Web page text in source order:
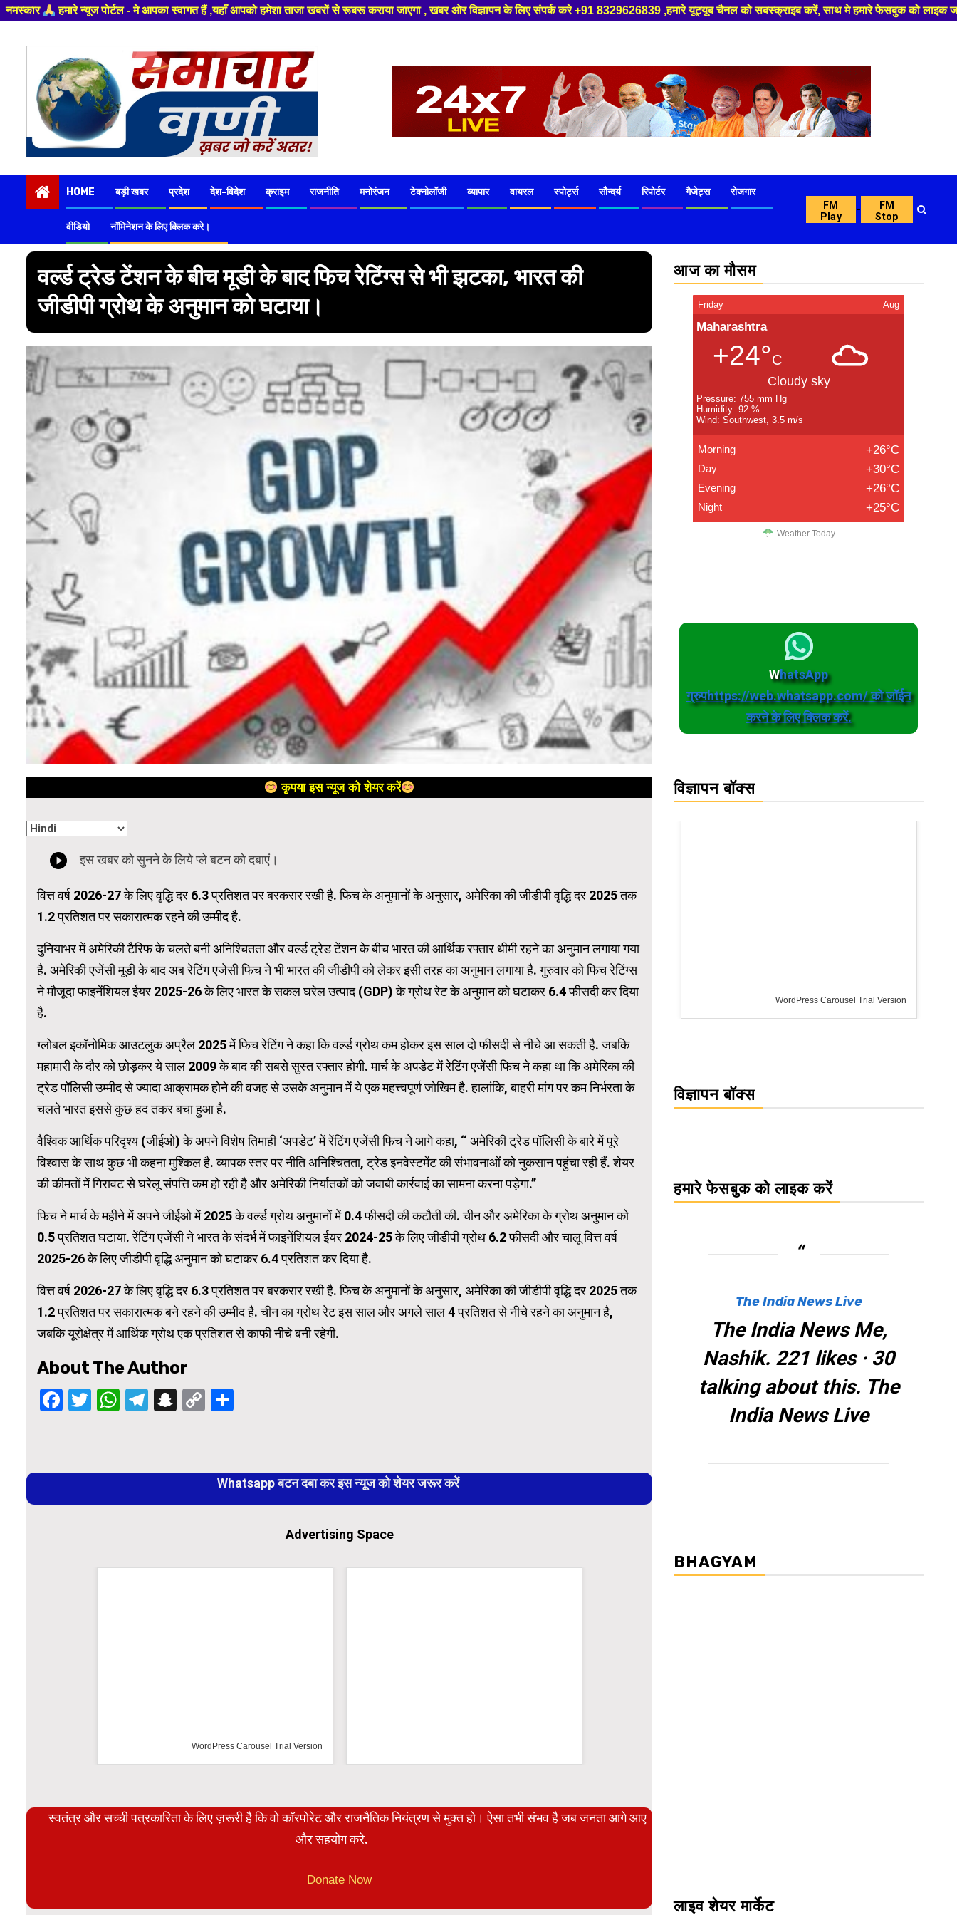
- मे आपका स्वागत हैं ,यहाँ आपको हमेशा ताजा खबरों से रूबरू कराया जाएगा , खबर ओर विज्ञापन के लिए संपर्क करे +91 8329626839 ,हमारे यूट्यूब चैनल को सबस्क्राइब करें, साथ मे हमारे फेसबुक को लाइक जरूर करें ,
content
HOME बड़ी खबर प्रदेश देश-विदेश क्राइम राजनीति मनोरंजन टेक्नोलॉजी व्यापार वायरल स्पोर्ट्स सौन्दर्य रिपोर्टर गैजेट्स रोजगार
वीडियो नॉमिनेशन के लिए क्लिक करे।
FM
Play
-
FM
Stop
वर्ल्ड ट्रेड टेंशन के बीच मूडी के बाद फिच रेटिंग्स से भी झटका, भारत की
जीडीपी ग्रोथ के अनुमान को घटाया।
कृपया इस न्यूज को शेयर करें
वित्त वर्ष 2026-27 के लिए वृद्धि दर 6.3 प्रतिशत पर बरकरार रखी है. फिच के अनुमानों के अनुसार, अमेरिका की जीडीपी वृद्धि दर 2025 तक
1.2 प्रतिशत पर सकारात्मक रहने की उम्मीद है.
दुनियाभर में अमेरिकी टैरिफ के चलते बनी अनिश्चितता और वर्ल्ड ट्रेड टेंशन के बीच भारत की आर्थिक रफ्तार धीमी रहने का अनुमान लगाया गया
है. अमेरिकी एजेंसी मूडी के बाद अब रेटिंग एजेसी फिच ने भी भारत की जीडीपी को लेकर इसी तरह का अनुमान लगाया है. गुरुवार को फिच रेटिंग्स
ने मौजूदा फाइनेंशियल ईयर 2025-26 के लिए भारत के सकल घरेल उत्पाद (GDP) के ग्रोथ रेट के अनुमान को घटाकर 6.4 फीसदी कर दिया
है.
ग्लोबल इकॉनोमिक आउटलुक अप्रैल 2025 में फिच रेटिंग ने कहा कि वर्ल्ड ग्रोथ कम होकर इस साल दो फीसदी से नीचे आ सकती है. जबकि
महामारी के दौर को छोड़कर ये साल 2009 के बाद की सबसे सुस्त रफ्तार होगी. मार्च के अपडेट में रेटिंग एजेंसी फिच ने कहा था कि अमेरिका की
ट्रेड पॉलिसी उम्मीद से ज्यादा आक्रामक होने की वजह से उसके अनुमान में ये एक महत्त्वपूर्ण जोखिम है. हालांकि, बाहरी मांग पर कम निर्भरता के
चलते भारत इससे कुछ हद तकर बचा हुआ है.
वैश्विक आर्थिक परिदृश्य (जीईओ) के अपने विशेष तिमाही ‘अपडेट’ में रेंटिंग एजेंसी फिच ने आगे कहा, ‘‘ अमेरिकी ट्रेड पॉलिसी के बारे में पूरे
विश्वास के साथ कुछ भी कहना मुश्किल है. व्यापक स्तर पर नीति अनिश्चितता, ट्रेड इनवेस्टमेंट की संभावनाओं को नुकसान पहुंचा रही हैं. शेयर
की कीमतों में गिरावट से घरेलू संपत्ति कम हो रही है और अमेरिकी निर्यातकों को जवाबी कार्रवाई का सामना करना पड़ेगा.’’
फिच ने मार्च के महीने में अपने जीईओ में 2025 के वर्ल्ड ग्रोथ अनुमानों में 0.4 फीसदी की कटौती की. चीन और अमेरिका के ग्रोथ अनुमान को
0.5 प्रतिशत घटाया. रेंटिंग एजेंसी ने भारत के संदर्भ में फाइनेंशियल ईयर 2024-25 के लिए जीडीपी ग्रोथ 6.2 फीसदी और चालू वित्त वर्ष
2025-26 के लिए जीडीपी वृद्धि अनुमान को घटाकर 6.4 प्रतिशत कर दिया है.
वित्त वर्ष 2026-27 के लिए वृद्धि दर 6.3 प्रतिशत पर बरकरार रखी है. फिच के अनुमानों के अनुसार, अमेरिका की जीडीपी वृद्धि दर 2025 तक
1.2 प्रतिशत पर सकारात्मक बने रहने की उम्मीद है. चीन का ग्रोथ रेट इस साल और अगले साल 4 प्रतिशत से नीचे रहने का अनुमान है,
जबकि यूरोक्षेत्र में आर्थिक ग्रोथ एक प्रतिशत से काफी नीचे बनी रहेगी.
About The Author
Facebook
Twitter
WhatsApp
Telegram
Snapchat
Copy
Reading
Whatsapp बटन दबा कर इस न्यूज को शेयर जरूर करें
Advertising Space
WordPress Carousel Trial Version
स्वतंत्र और सच्ची पत्रकारिता के लिए ज़रूरी है कि वो कॉरपोरेट और राजनैतिक नियंत्रण से मुक्त हो। ऐसा तभी संभव है जब जनता आगे आए
और सहयोग करे.
Donate Now
आज का मौसम
Friday Aug
Maharashtra
+24°C
Cloudy sky
Pressure: 755 mm Hg
Humidity: 92 %
Wind: Southwest, 3.5 m/s
Morning +26°C
Day +30°C
Evening +26°C
Night +25°C
Weather Today
WhatsApp
ग्रुपhttps://web.whatsapp.com/ को जॉईन
करने के लिए क्लिक करें.
विज्ञापन बॉक्स
WordPress Carousel Trial Version WordPress Carousel Trial Version
विज्ञापन बॉक्स
हमारे फेसबुक को लाइक करें
The India News Live
The India News Me,
Nashik. 221 likes · 30
talking about this. The
India News Live
BHAGYAM